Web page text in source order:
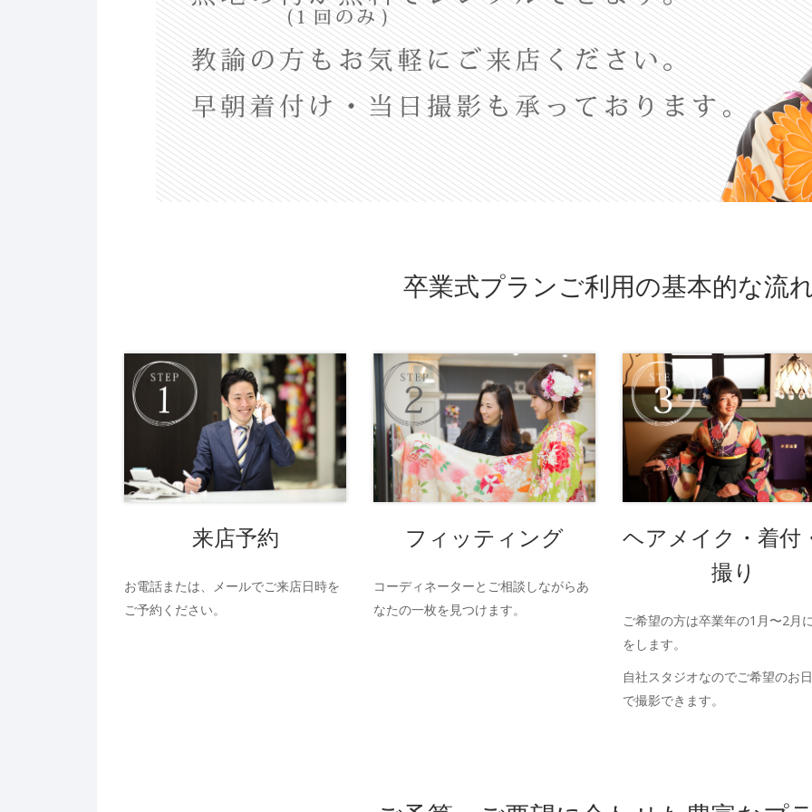
卒業式プランご利用の基本的な流
来店予約
お電話または、メールでご来店日時を
ご予約ください。
フィッティング
コーディネーターとご相談しながらあ
なたの一枚を見つけます。
ヘアメイク・着付
撮り
ご希望の方は卒業年の1月〜2月
をします。
自社スタジオなのでご希望のお
で撮影できます。